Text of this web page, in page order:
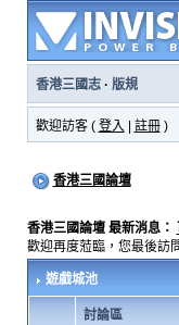
香港三國志· 版規
歡迎訪客 ( 登入 註冊)
香港三國論壇
香港三國論壇 最新消息：
歡迎再度蒞臨，您最後訪
遊戲城池
討論區